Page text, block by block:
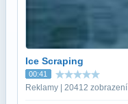
Ice Scraping
00:41
Reklamy | 20412 zobrazení